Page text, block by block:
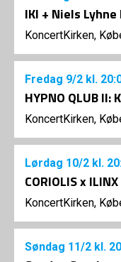
IKI + Niels
KoncertKirken,
Fredag 9/2 kl.
HYPNO QLUB
KoncertKirken,
Lørdag 10/2 kl.
CORIOLIS x
KoncertKirken,
Søndag 11/2 kl.